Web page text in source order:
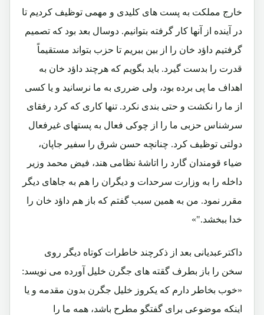
خارج مملکت به پست های کلیدی و مهمی توظیف کردیم تا
در آینده از آنها کار گرفته بتوانیم. دوسال بعد بود که تصمیم
گرفتیم داؤد خان را از بین ببریم تا حزب بتواند مستقیماً
قدرت را بدست گیرد. باید بگویم که هرچند داؤد خان به
اهداف ما پی برده بود، ولی ضرری به ما نرسانید و یا کسی
از ما را نکشت و حتی بندی نکرد. تنها کاری که کرد رفقای
سرشناس حزبی ما را از چوکی فعال به پستهای غیرفعال
دولتی توظیف کرد. چنانچه حسن شرق را سفیر جاپان،
ضیاء قومندان گارد را اتاشۀ نظامی هند، فیض محمد وزیر
داخله را به وزارت سرحدات و دیگران را هم به جاهای دیگر
مقرر نمود. من به همین سبب گفتم که باز هم داؤد خان را
خدا ببخشد."»
داکترعبدیانی بعد از ذکرچند خاطرات کوتاه دیگر روی
سخن را باز بطرف گقته های جگرن خلیل آورده می نویسد:
«خوب بخاطر دارم که یکروز خلیل جگرن بدون مقدمه و یا
اینکه موضوعی برای گفتگو مطرح باشد، همه ما را